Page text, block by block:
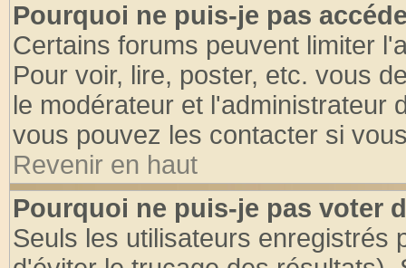
Pourquoi ne puis-je pas
Certains forums peuvent limiter
Pour voir, lire, poster, etc. vous
le modérateur et l'administrateur
vous pouvez les contacter si
Revenir en haut
Pourquoi ne puis-je pas voter
Seuls les utilisateurs enregistrés